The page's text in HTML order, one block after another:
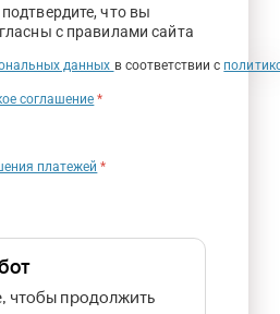
что вы
с правилами сайта
данных в соответствии с
соглашение *
платежей *